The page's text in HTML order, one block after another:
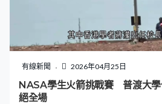
塞拜疆總統表明願三方會晤。我們
磋商，也在瑞士與美國朋友有這類
快在阿塞拜疆磋商，如俄方亦準備
續加強與北韓來往，國家杜馬主席
行工作訪問，最高人民會議常任委
接。沃洛金又前往解放塔獻花，周
士兵的海外軍事作戰功勳紀念館揭
有線新聞 2026年04月25日
NASA學生火箭挑戰賽 普渡大
絕全場